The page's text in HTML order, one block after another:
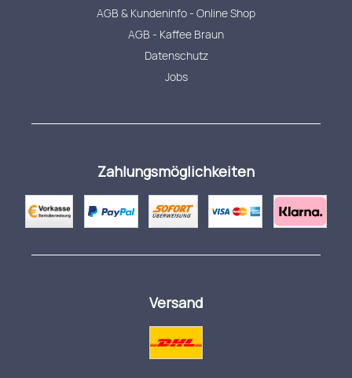
AGB & Kundeninfo - Online Shop
AGB - Kaffee Braun
Datenschutz
Jobs
Zahlungsmöglichkeiten
Versand